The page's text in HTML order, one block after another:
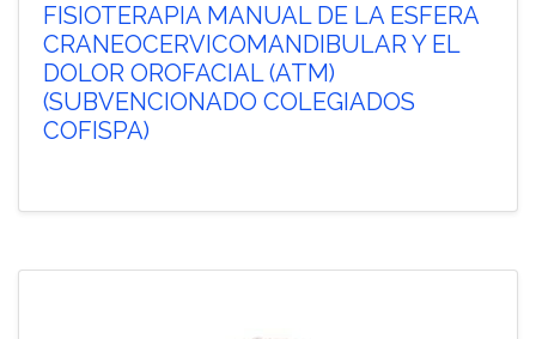
FISIOTERAPIA MANUAL DE LA ESFERA
CRANEOCERVICOMANDIBULAR Y EL
DOLOR OROFACIAL (ATM)
(SUBVENCIONADO COLEGIADOS
COFISPA)